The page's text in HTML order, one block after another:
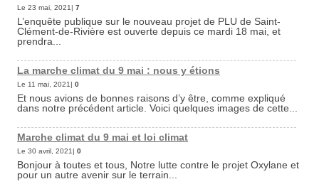
Le 23 mai, 2021| 7
L’enquête publique sur le nouveau projet de PLU de Saint-
Clément-de-Rivière est ouverte depuis ce mardi 18 mai, et
prendra...
La marche climat du 9 mai : nous y étions
Le 11 mai, 2021| 0
Et nous avions de bonnes raisons d’y être, comme expliqué
dans notre précédent article. Voici quelques images de cette...
Marche climat du 9 mai et loi climat
Le 30 avril, 2021| 0
Bonjour à toutes et tous, Notre lutte contre le projet Oxylane et
pour un autre avenir sur le terrain...